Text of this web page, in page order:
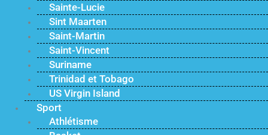
Sainte-Lucie
Sint Maarten
Saint-Martin
Saint-Vincent
Suriname
Trinidad et Tobago
US Virgin Island
Sport
Athlétisme